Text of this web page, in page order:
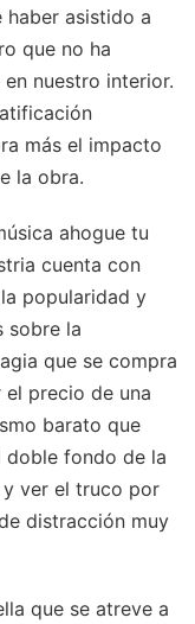
haber asistido a
que no ha
nuestro interior.
más el impacto
la obra.
ahogue tu
cuenta con
popularidad y
sobre la
que se compra
precio de una
barato que
doble fondo de la
y ver el truco por
distracción muy
que se atreve a